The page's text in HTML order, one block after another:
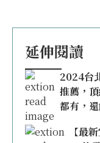
延伸閱讀
2024台
推薦，
都有，
【最